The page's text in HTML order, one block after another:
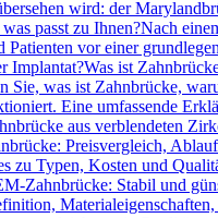
wird: der
passt zu Ihnen?Nach
Patienten vor einer
Implantat?Was ist
Sie, was ist Zahnbrücke,
Eine umfassende
aus verblendeten
Preisvergleich,
zu Typen, Kosten und
Zahnbrücke: Stabil und